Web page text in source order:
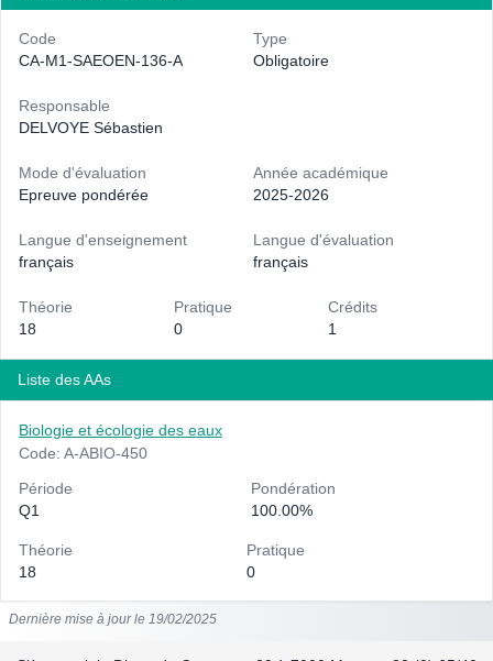
Code
CA-M1-SAEOEN-136-A
Type
Obligatoire
Responsable
DELVOYE Sébastien
Mode d'évaluation
Epreuve pondérée
Année académique
2025-2026
Langue d'enseignement
français
Langue d'évaluation
français
Théorie
18
Pratique
0
Crédits
1
Liste des AAs
Biologie et écologie des eaux
Code: A-ABIO-450
Période
Q1
Pondération
100.00%
Théorie
18
Pratique
0
Dernière mise à jour le 19/02/2025